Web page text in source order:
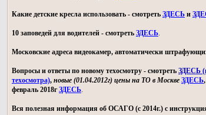
Какие детские кресла использовать - смотреть ЗДЕСЬ и
10 заповедей для водителей - смотреть ЗДЕСЬ.
Московские адреса видеокамер, автоматически
Вопросы и ответы по новому техосмотру - смотреть ЗДЕСЬ
техосмотра), новые (01.04.2012г) цены на ТО в Москве ЗДЕСЬ
февраль 2018гЗДЕСЬ.
Вся полезная информация об ОСАГО (с 2014г.) с